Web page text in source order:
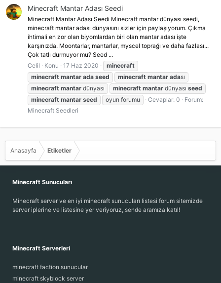
Minecraft Mantar Adası Seedi
Minecraft Mantar Adası Seedi Minecraft mantar dünyası seedi,
minecraft mantar adası dünyasını sizler için paylaşıyorum. Çıkma
ihtimali en zor olan biyomlardan biri olan mantar adası işte
karşınızda. Moontarlar, mantarlar, myscel toprağı ve daha fazlası...
Çok tatlı durmuyor mu? Seed ...
Celil
Konu 17 Haz 2020
minecraft
minecraft mantar ada seed minecraft mantar adası
minecraft mantar dünyası minecraft mantar dünyası seed
minecraft mantar seed oyun forumu Cevaplar: 0
Forum:
Minecraft Seedleri
Anasayfa Etiketler
Minecraft Sunucuları
Minecraft server ve en iyi minecraft sunucuları listesi forum sitemizde
server iplerine ve listesine yer veriyoruz, sende aramıza katıl!
Minecraft Serverleri
minecraft faction sunucular
minecraft skyblock server